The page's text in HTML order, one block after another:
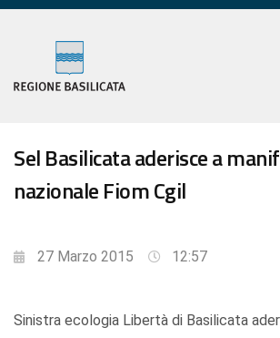
Sel Basilicata aderisce a
nazionale Fiom Cgil
27 Marzo 2015 12:57
Sinistra ecologia Libertà di Basilicata